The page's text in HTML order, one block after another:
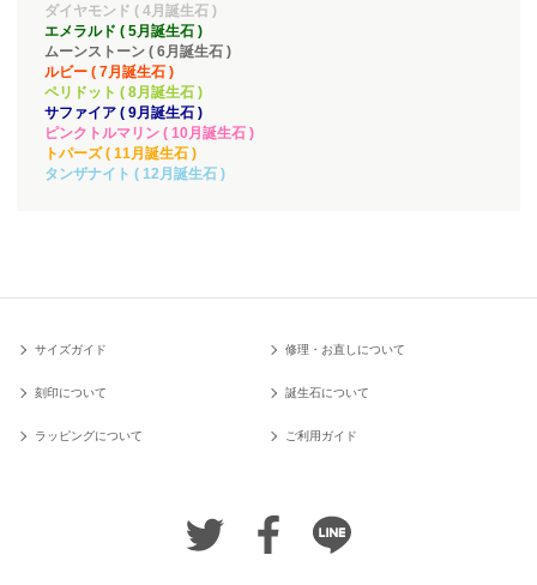
ダイヤモンド ( 4月誕生石 )
エメラルド ( 5月誕生石 )
ムーンストーン ( 6月誕生石 )
ルビー ( 7月誕生石 )
ペリドット ( 8月誕生石 )
サファイア ( 9月誕生石 )
ピンクトルマリン ( 10月誕生石 )
トパーズ ( 11月誕生石 )
タンザナイト ( 12月誕生石 )
サイズガイド 修理・お直しについて
刻印について 誕生石について
ラッピングについて ご利用ガイド